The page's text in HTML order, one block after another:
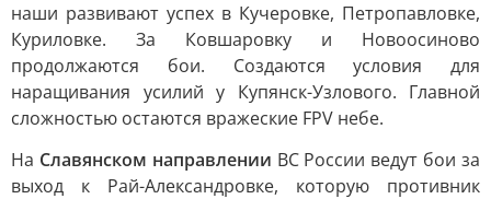
наши развивают успех в Кучеровке, Петропавловке,
Куриловке. За Ковшаровку и Новоосиново
продолжаются бои. Создаются условия для
наращивания усилий у Купянск-Узлового. Главной
сложностью остаются вражеские FPV небе.
На Славянском направлении ВС России ведут бои за
выход к Рай-Александровке, которую противник